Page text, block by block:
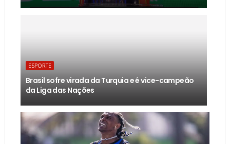
ESPORTE
Brasil sofre virada da Turquia e é vice-campeão
da Liga das Nações